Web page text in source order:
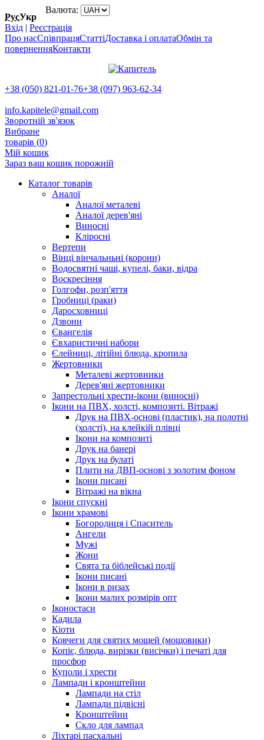
РусУкр
Валюта:
Вхід | Реєстрація
Про насСпівпрацяСтаттіДоставка і оплатаОбмін та
поверненняКонтакти
+38 (050) 821-01-76+38 (097) 963-62-34
info.kapitele@gmail.com
Зворотній зв'язок
Вибране
товарів (0)
Мій кошик
Зараз ваш кошик порожній
Каталог товарів
Аналої
Аналої металеві
Аналої дерев'яні
Виносні
Кліросні
Вертепи
Вінці вінчальньні (корони)
Водосвятні чаші, купелі, баки, відра
Воскресіння
Голгофи, розп'яття
Гробниці (раки)
Даросховниці
Дзвони
Євангелія
Євхаристичні набори
Єлейниці, літійні блюда, кропила
Жертовники
Металеві жертовники
Дерев'яні жертовники
Запрестольні хрести-ікони (виносні)
Ікони на ПВХ, холсті, композиті. Вітражі
Друк на ПВХ-основі (пластик), на полотні
(холсті), на клейкій плівці
Ікони на композиті
Друк на банері
Друк на булаті
Плити на ДВП-основі з золотим фоном
Ікони писані
Вітражі на вікна
Ікони спускні
Ікони храмові
Богородиця і Спаситель
Ангели
Мужі
Жони
Свята та біблейські події
Ікони писані
Ікони в ризах
Ікони малих розмірів опт
Іконостаси
Кадила
Кіоти
Ковчеги для святих мощей (мощовики)
Копіє, блюда, вирізки (висічки) і печаті для
просфор
Куполи і хрести
Лампади і кронштейни
Лампади на стіл
Лампади підвісні
Кронштейни
Скло для лампад
Ліхтарі пасхальні